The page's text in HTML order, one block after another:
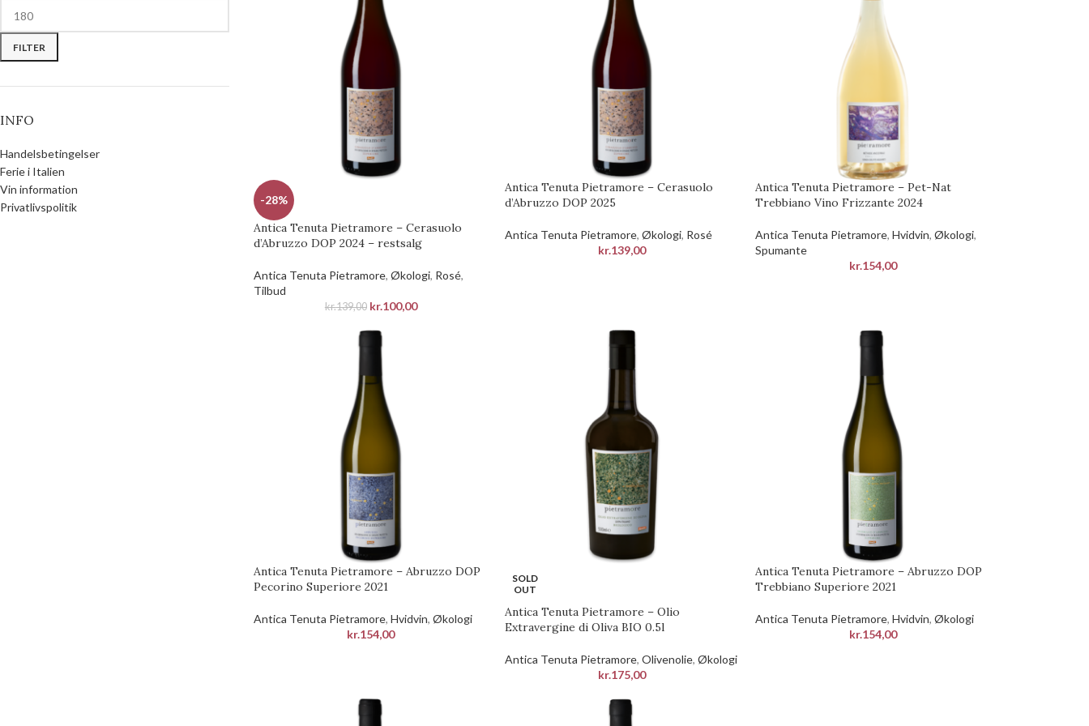
FILTER
INFO
Handelsbetingelser
Ferie i Italien
Vin information
Privatlivspolitik
-28%
Antica Tenuta Pietramore – Cerasuolo
d’Abruzzo DOP 2024 – restsalg
Antica Tenuta Pietramore, Økologi, Rosé,
Tilbud
kr.139,00 kr.100,00
Antica Tenuta Pietramore – Cerasuolo
d’Abruzzo DOP 2025
Antica Tenuta Pietramore, Økologi, Rosé
kr.139,00
Antica Tenuta Pietramore – Pet-Nat
Trebbiano Vino Frizzante 2024
Antica Tenuta Pietramore, Hvidvin, Økologi,
Spumante
kr.154,00
Antica Tenuta Pietramore – Abruzzo DOP
Pecorino Superiore 2021
Antica Tenuta Pietramore, Hvidvin, Økologi
kr.154,00
SOLD
OUT
Antica Tenuta Pietramore – Olio
Extravergine di Oliva BIO 0.5l
Antica Tenuta Pietramore, Olivenolie, Økologi
kr.175,00
Antica Tenuta Pietramore – Abruzzo DOP
Trebbiano Superiore 2021
Antica Tenuta Pietramore, Hvidvin, Økologi
kr.154,00